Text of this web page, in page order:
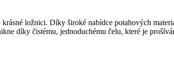
ložnici. Díky široké nabídce potahových
díky čistému, jednoduchému čelu, které je